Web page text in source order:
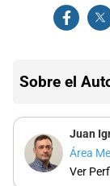
Sobre el
Juan
Área
Ver